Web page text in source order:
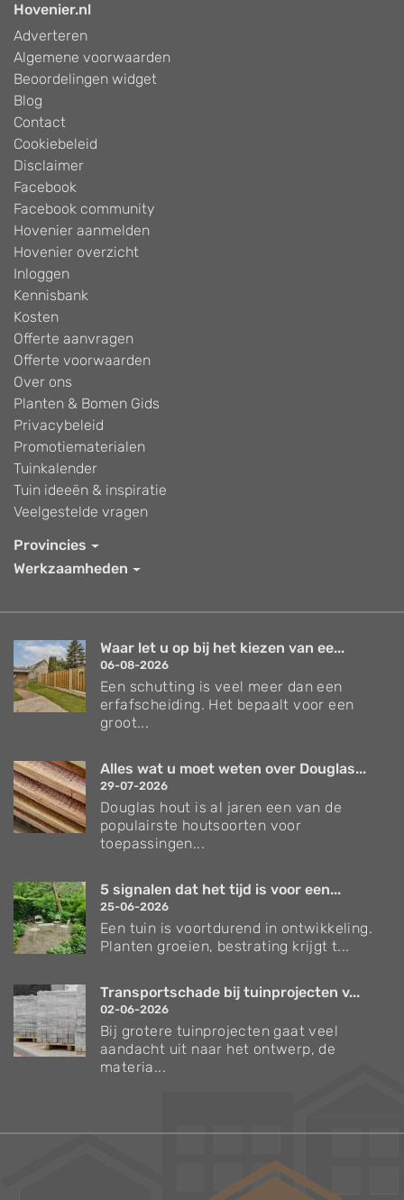
Hovenier.nl
Adverteren
Algemene voorwaarden
Beoordelingen widget
Blog
Contact
Cookiebeleid
Disclaimer
Facebook
Facebook community
Hovenier aanmelden
Hovenier overzicht
Inloggen
Kennisbank
Kosten
Offerte aanvragen
Offerte voorwaarden
Over ons
Planten & Bomen Gids
Privacybeleid
Promotiematerialen
Tuinkalender
Tuin ideeën & inspiratie
Veelgestelde vragen
Provincies
Werkzaamheden
Waar let u op bij het kiezen van ee...
06-08-2026
Een schutting is veel meer dan een
erfafscheiding. Het bepaalt voor een
groot...
Alles wat u moet weten over Douglas...
29-07-2026
Douglas hout is al jaren een van de
populairste houtsoorten voor
toepassingen...
5 signalen dat het tijd is voor een...
25-06-2026
Een tuin is voortdurend in ontwikkeling.
Planten groeien, bestrating krijgt t...
Transportschade bij tuinprojecten v...
02-06-2026
Bij grotere tuinprojecten gaat veel
aandacht uit naar het ontwerp, de
materia...
Inspiratie voor uw tuin en terras
De belangrijkste tuinwerkzaamheden voor de